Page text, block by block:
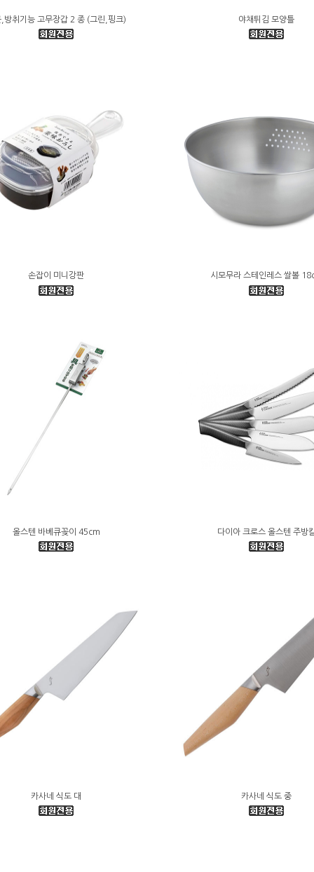
,방취기능 고무장갑 2 종 (그린,핑크) 야채튀김 모양틀
손잡이 미니강판 시모무라 스테인레스 쌀볼
올스텐 바베큐꽂이 45cm 다이아 크로스 올스텐 주방
카사네 식도 대 카사네 식도 중